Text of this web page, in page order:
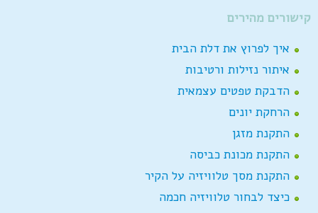
קישורים מהירים
איך לפרוץ את דלת הבית
איתור נזילות ורטיבות
הדבקת טפטים עצמאית
הרחקת יונים
התקנת מזגן
התקנת מכונת כביסה
התקנת מסך טלוויזיה על הקיר
כיצד לבחור טלוויזיה חכמה